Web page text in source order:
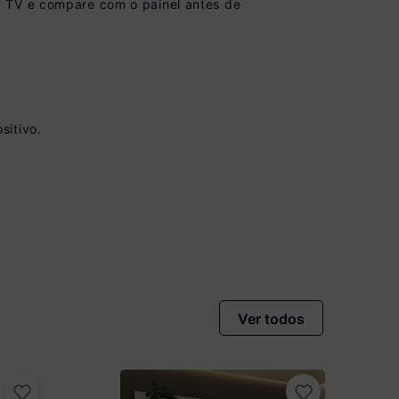
no Boleto
e compare com o painel antes de
Ver todos